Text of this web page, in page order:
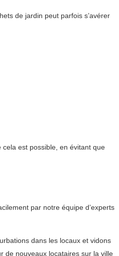
de jardin peut parfois s’avérer
est possible, en évitant que
par notre équipe d’experts
dans les locaux et vidons
de nouveaux locataires sur la ville